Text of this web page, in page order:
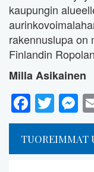
kaupungin
rakennuslupa on
Finlandin
Milla Asikainen
TUOREIMMAT